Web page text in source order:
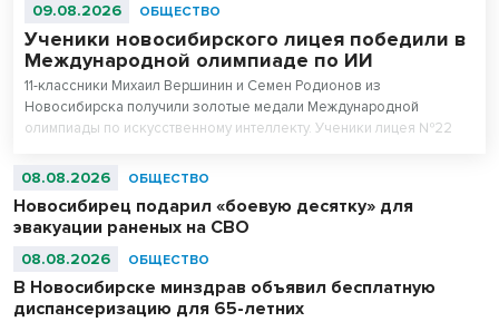
09.08.2026 ОБЩЕСТВО
Ученики новосибирского лицея победили в
Международной олимпиаде по ИИ
11-классники Михаил Вершинин и Семен Родионов из
Новосибирска получили золотые медали Международной
олимпиады по искусственному интеллекту. Ученики лицея №22
абсолютными чемпионами соревнований.
08.08.2026 ОБЩЕСТВО
Новосибирец подарил «боевую десятку» для
эвакуации раненых на СВО
08.08.2026 ОБЩЕСТВО
В Новосибирске минздрав объявил бесплатную
диспансеризацию для 65-летних